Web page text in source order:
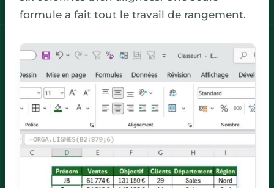
formule a fait tout le travail de rangement.